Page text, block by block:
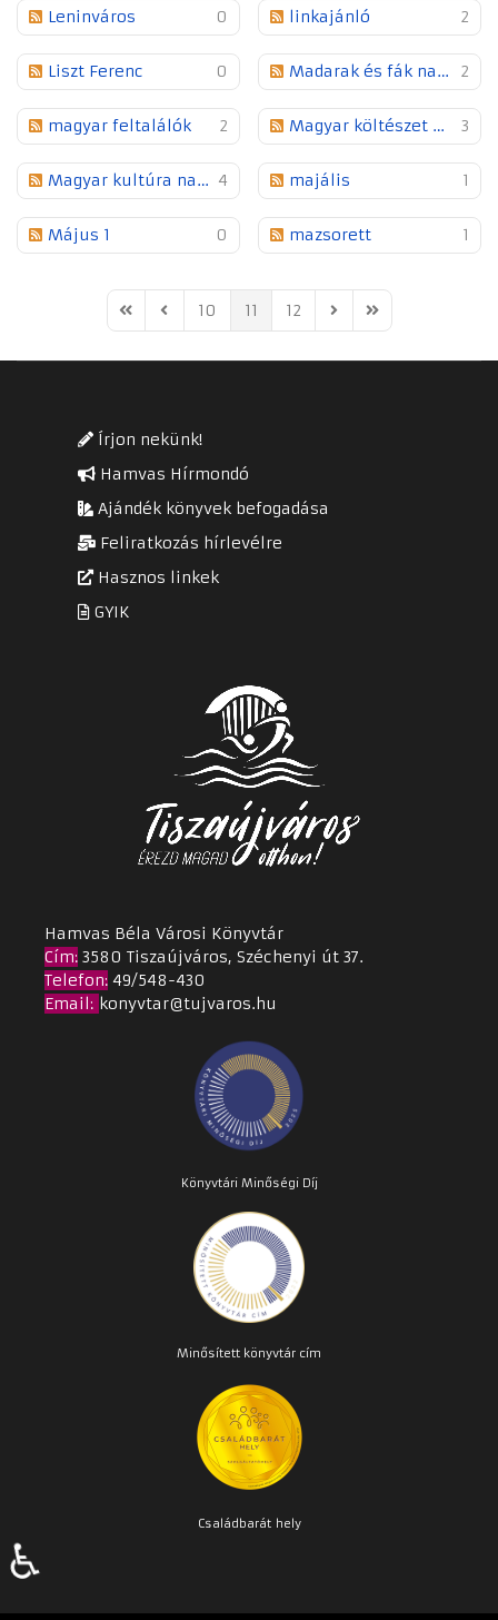
Leninváros 0 linkajánló 2
Liszt Ferenc 0 Madarak és fák napja 2
magyar feltalálók 2 Magyar költészet napja 3
Magyar kultúra napja 4 majális 1
Május 1 0 mazsorett 1
First PagePrevious Page
10 11 12 Next PageLast Page
Írjon nekünk!
Hamvas Hírmondó
Ajándék könyvek befogadása
Feliratkozás hírlevélre
Hasznos linkek
GYIK
Hamvas Béla Városi Könyvtár
Cím: 3580 Tiszaújváros, Széchenyi út 37.
Telefon: 49/548-430
Email : konyvtar@tujvaros.hu
Könyvtári Minőségi Díj
Minősített könyvtár cím
Családbarát hely